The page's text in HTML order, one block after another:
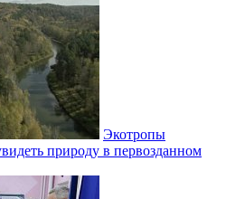
Экотропы
природу в первозданном